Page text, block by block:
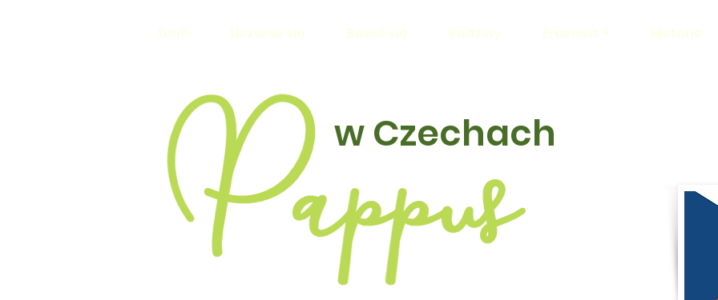
Dom Uczenie się Bawić się Rodziny Erasmus + Historie
w Czechach